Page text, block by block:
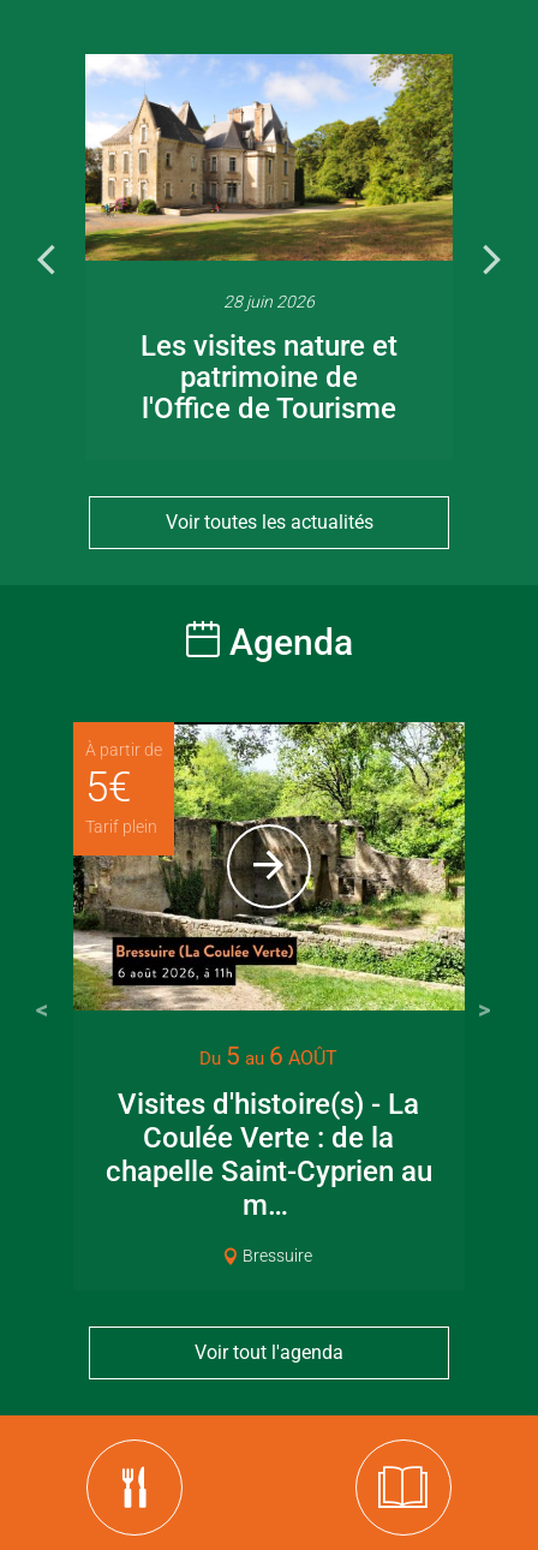
28 juin 2026
Les visites nature et
patrimoine de
l'Office de Tourisme
Voir toutes les actualités
Agenda
À partir de
5€
Tarif plein
Du 5 au 6 AOÛT
Visites d'histoire(s) - La
Coulée Verte : de la
chapelle Saint-Cyprien au
m…
Bressuire
Voir tout l'agenda